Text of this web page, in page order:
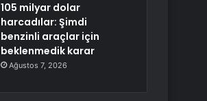
105 milyar dolar
harcadılar: Şimdi
benzinli araçlar için
beklenmedik karar
Ağustos 7, 2026